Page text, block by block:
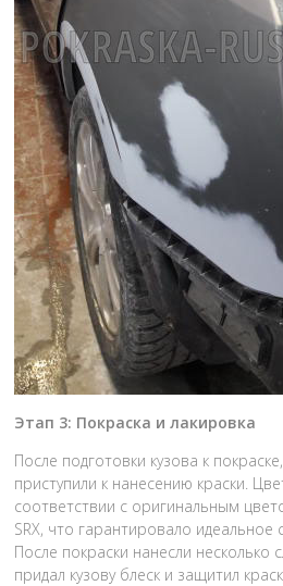
Этап 3: Покраска и лакировка
После подготовки кузова к
приступили к нанесению краски.
соответствии с оригинальным
SRX, что гарантировало идеальное
После покраски нанесли несколько
придал кузову блеск и защитил